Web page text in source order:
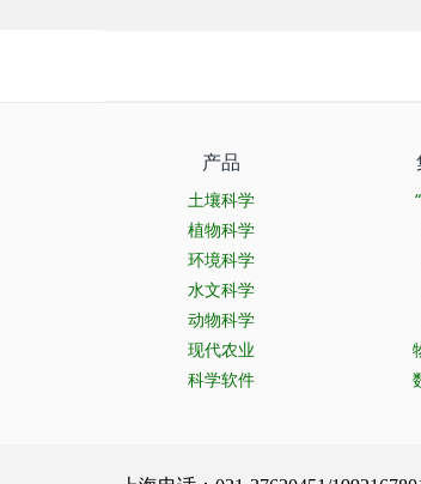
产品
土壤科学
植物科学
环境科学
水文科学
动物科学
现代农业
科学软件